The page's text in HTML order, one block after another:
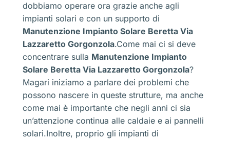
dobbiamo operare ora grazie anche agli
impianti solari e con un supporto di
Manutenzione Impianto Solare Beretta Via
Lazzaretto Gorgonzola.Come mai ci si deve
concentrare sulla Manutenzione Impianto
Solare Beretta Via Lazzaretto Gorgonzola?
Magari iniziamo a parlare dei problemi che
possono nascere in queste strutture, ma anche
come mai è importante che negli anni ci sia
un’attenzione continua alle caldaie e ai pannelli
solari.Inoltre, proprio gli impianti di